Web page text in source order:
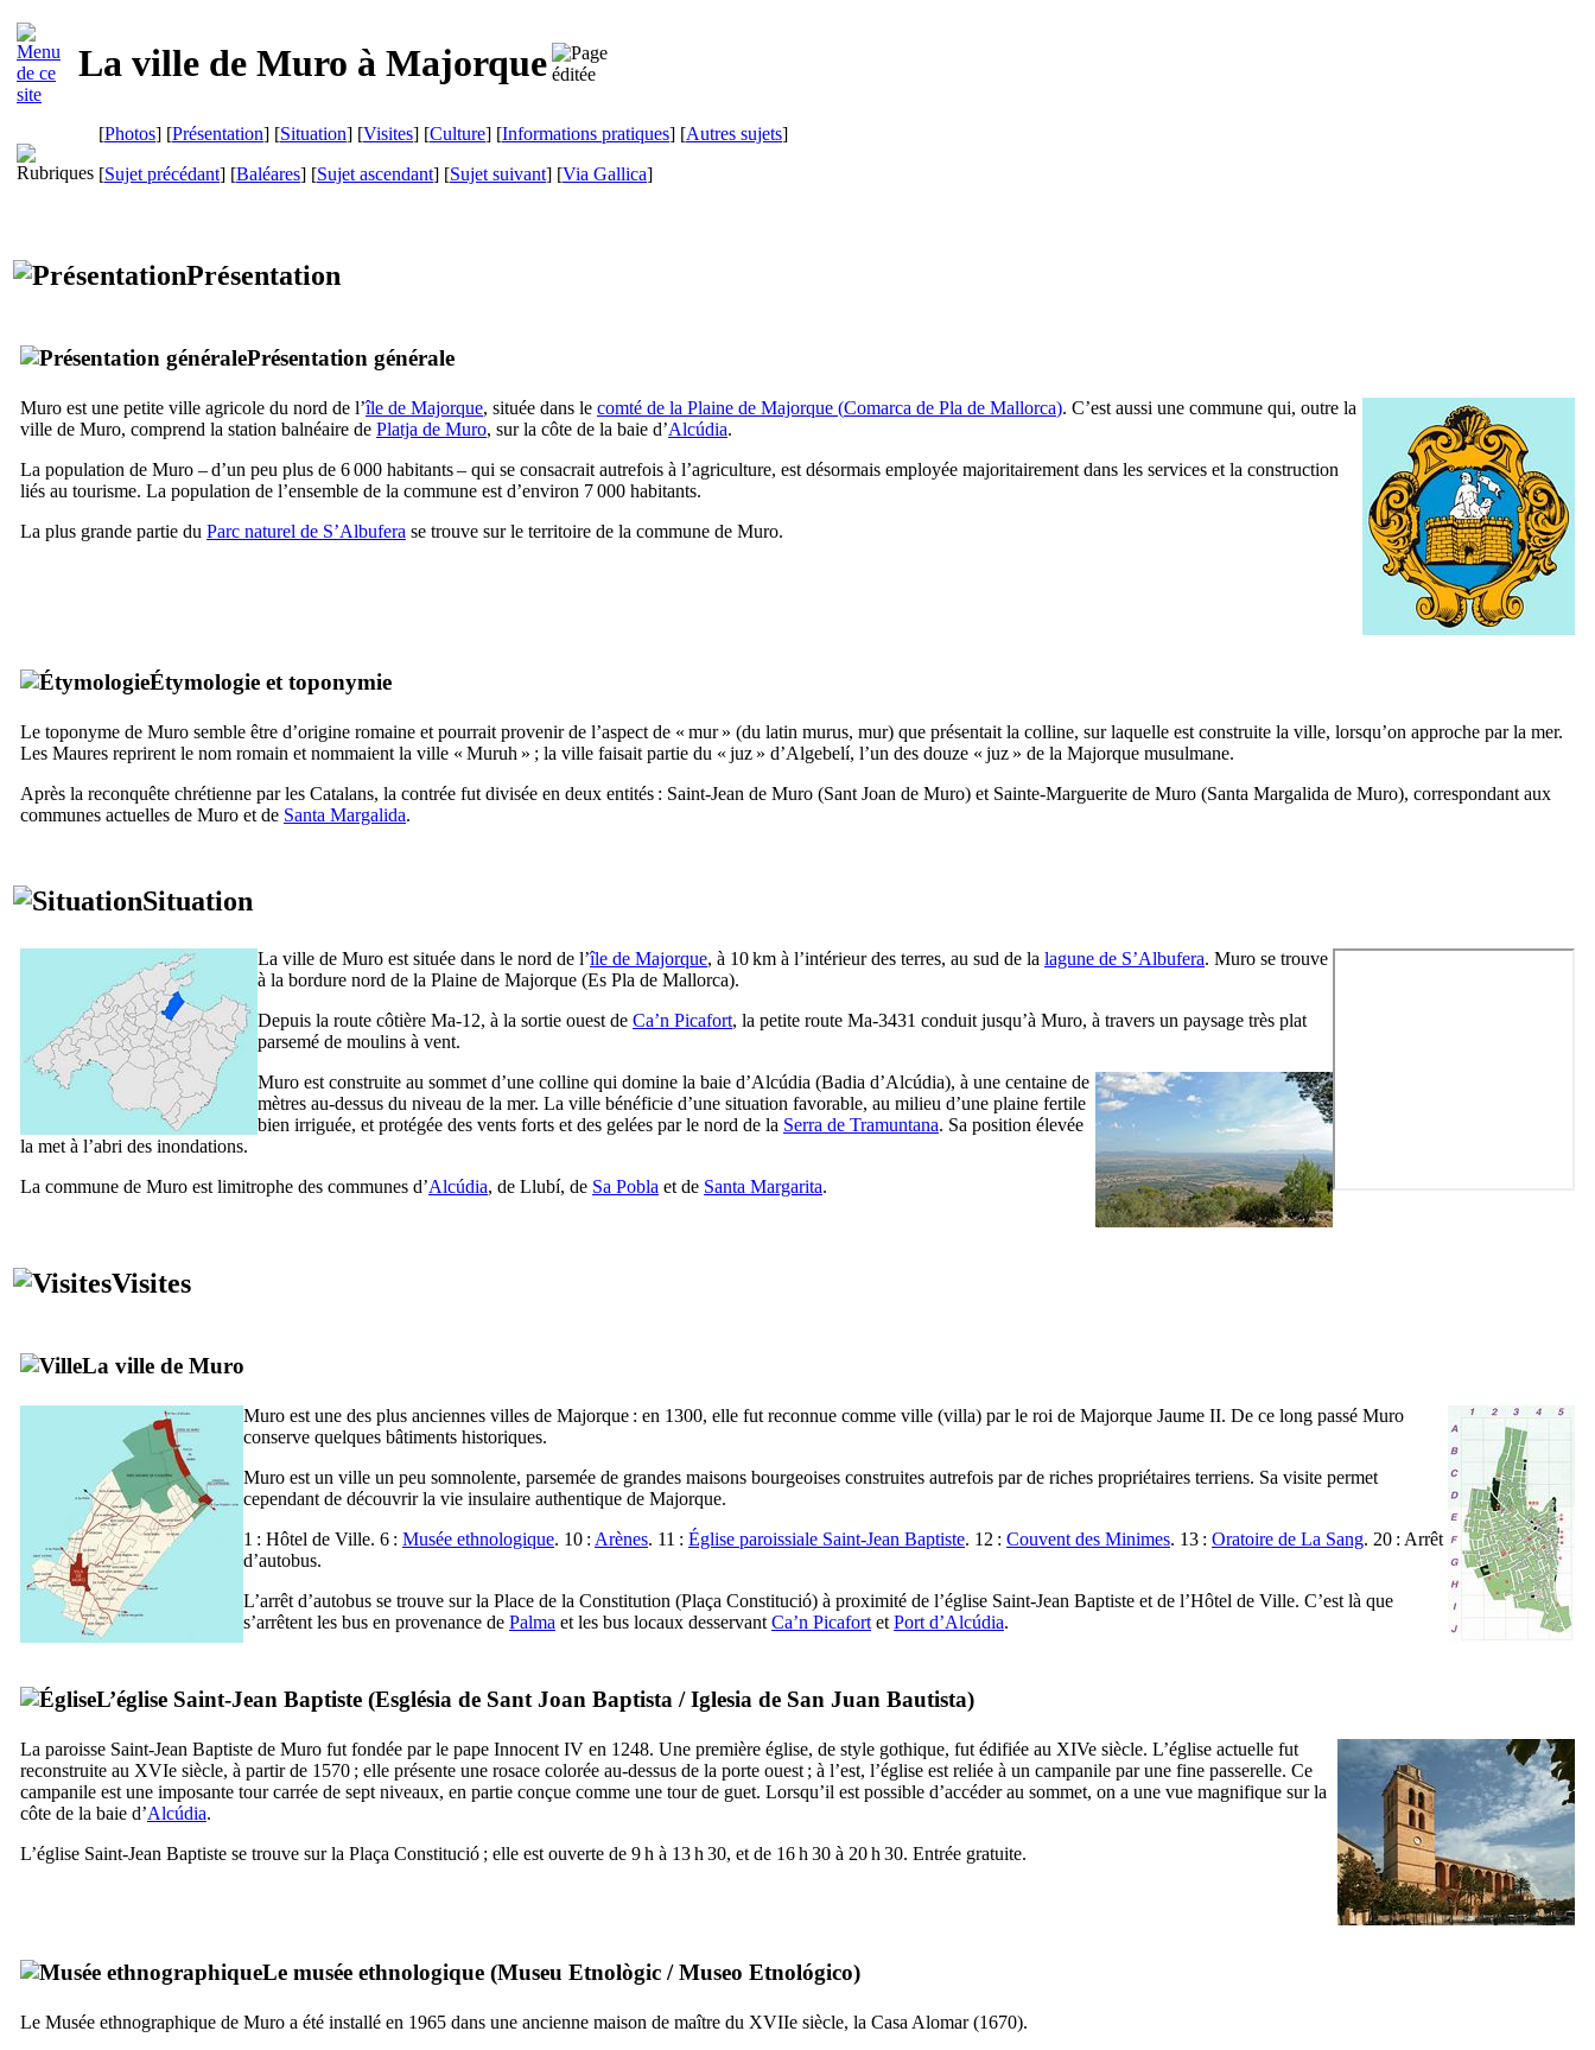
La ville de Muro à Majorque
[Photos] [Présentation] [Situation] [Visites] [Culture] [Informations pratiques] [Autres sujets]
[Sujet précédant] [Baléares] [Sujet ascendant] [Sujet suivant] [Via Gallica]
Présentation
Présentation générale
Muro est une petite ville agricole du nord de l’île de Majorque, située dans le comté de la Plaine de Majorque (Comarca de Pla de Mallorca). C’est aussi une commune qui, outre la
ville de Muro, comprend la station balnéaire de Platja de Muro, sur la côte de la baie d’Alcúdia.
La population de Muro – d’un peu plus de 6 000 habitants – qui se consacrait autrefois à l’agriculture, est désormais employée majoritairement dans les services et la construction
liés au tourisme. La population de l’ensemble de la commune est d’environ 7 000 habitants.
La plus grande partie du Parc naturel de S’Albufera se trouve sur le territoire de la commune de Muro.
Étymologie et toponymie
Le toponyme de Muro semble être d’origine romaine et pourrait provenir de l’aspect de « mur » (du latin murus, mur) que présentait la colline, sur laquelle est construite la ville, lorsqu’on approche par la mer.
Les Maures reprirent le nom romain et nommaient la ville « Muruh » ; la ville faisait partie du « juz » d’Algebelí, l’un des douze « juz » de la Majorque musulmane.
Après la reconquête chrétienne par les Catalans, la contrée fut divisée en deux entités : Saint-Jean de Muro (Sant Joan de Muro) et Sainte-Marguerite de Muro (Santa Margalida de Muro), correspondant aux
communes actuelles de Muro et de Santa Margalida.
Situation
La ville de Muro est située dans le nord de l’île de Majorque, à 10 km à l’intérieur des terres, au sud de la lagune de S’Albufera. Muro se trouve
à la bordure nord de la Plaine de Majorque (Es Pla de Mallorca).
Depuis la route côtière Ma-12, à la sortie ouest de Ca’n Picafort, la petite route Ma-3431 conduit jusqu’à Muro, à travers un paysage très plat
parsemé de moulins à vent.
Muro est construite au sommet d’une colline qui domine la baie d’Alcúdia (Badia d’Alcúdia), à une centaine de
mètres au-dessus du niveau de la mer. La ville bénéficie d’une situation favorable, au milieu d’une plaine fertile
bien irriguée, et protégée des vents forts et des gelées par le nord de la Serra de Tramuntana. Sa position élevée
la met à l’abri des inondations.
La commune de Muro est limitrophe des communes d’Alcúdia, de Llubí, de Sa Pobla et de Santa Margarita.
Visites
La ville de Muro
Muro est une des plus anciennes villes de Majorque : en 1300, elle fut reconnue comme ville (villa) par le roi de Majorque Jaume II. De ce long passé Muro
conserve quelques bâtiments historiques.
Muro est un ville un peu somnolente, parsemée de grandes maisons bourgeoises construites autrefois par de riches propriétaires terriens. Sa visite permet
cependant de découvrir la vie insulaire authentique de Majorque.
1 : Hôtel de Ville. 6 : Musée ethnologique. 10 : Arènes. 11 : Église paroissiale Saint-Jean Baptiste. 12 : Couvent des Minimes. 13 : Oratoire de La Sang. 20 : Arrêt
d’autobus.
L’arrêt d’autobus se trouve sur la Place de la Constitution (Plaça Constitució) à proximité de l’église Saint-Jean Baptiste et de l’Hôtel de Ville. C’est là que
s’arrêtent les bus en provenance de Palma et les bus locaux desservant Ca’n Picafort et Port d’Alcúdia.
L’église Saint-Jean Baptiste (Església de Sant Joan Baptista /Iglesia de San Juan Bautista)
La paroisse Saint-Jean Baptiste de Muro fut fondée par le pape Innocent IV en 1248. Une première église, de style gothique, fut édifiée au XIVe siècle. L’église actuelle fut
reconstruite au XVIe siècle, à partir de 1570 ; elle présente une rosace colorée au-dessus de la porte ouest ; à l’est, l’église est reliée à un campanile par une fine passerelle. Ce
campanile est une imposante tour carrée de sept niveaux, en partie conçue comme une tour de guet. Lorsqu’il est possible d’accéder au sommet, on a une vue magnifique sur la
côte de la baie d’Alcúdia.
L’église Saint-Jean Baptiste se trouve sur la Plaça Constitució ; elle est ouverte de 9 h à 13 h 30, et de 16 h 30 à 20 h 30. Entrée gratuite.
Le musée ethnologique (Museu Etnològic /Museo Etnológico)
Le Musée ethnographique de Muro a été installé en 1965 dans une ancienne maison de maître du XVIIe siècle, la Casa Alomar(1670).